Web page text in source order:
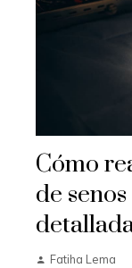
Cómo
de
Fatiha Lema